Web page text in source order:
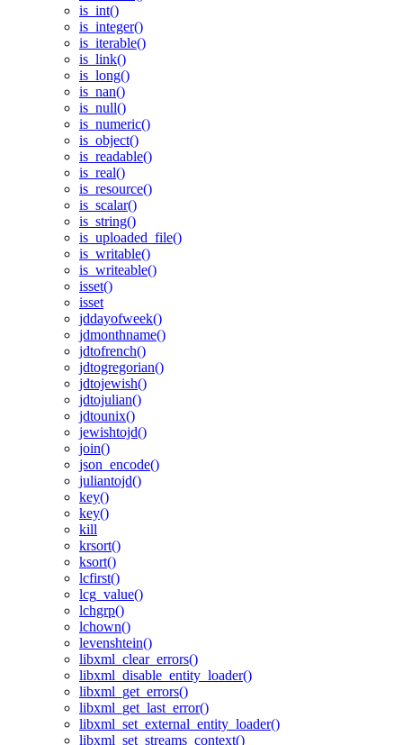
is_int()
is_integer()
is_iterable()
is_link()
is_long()
is_nan()
is_null()
is_numeric()
is_object()
is_readable()
is_real()
is_resource()
is_scalar()
is_string()
is_uploaded_file()
is_writable()
is_writeable()
isset()
isset
jddayofweek()
jdmonthname()
jdtofrench()
jdtogregorian()
jdtojewish()
jdtojulian()
jdtounix()
jewishtojd()
join()
json_encode()
juliantojd()
key()
key()
kill
krsort()
ksort()
lcfirst()
lcg_value()
lchgrp()
lchown()
levenshtein()
libxml_clear_errors()
libxml_disable_entity_loader()
libxml_get_errors()
libxml_get_last_error()
libxml_set_external_entity_loader()
libxml_set_streams_context()